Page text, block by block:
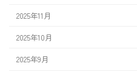
2025年11月
2025年10月
2025年9月